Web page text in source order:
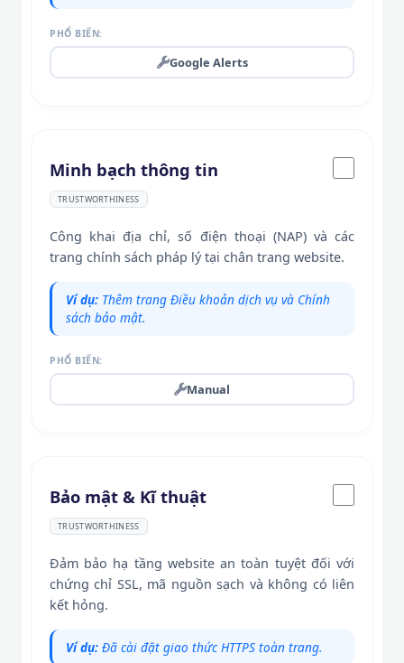
PHỔ BIẾN:
Google Alerts
Minh bạch thông tin
TRUSTWORTHINESS
Công khai địa chỉ, số điện thoại (NAP) và các
trang chính sách pháp lý tại chân trang website.
Ví dụ: Thêm trang Điều khoản dịch vụ và Chính
sách bảo mật.
PHỔ BIẾN:
Manual
Bảo mật & Kĩ thuật
TRUSTWORTHINESS
Đảm bảo hạ tầng website an toàn tuyệt đối với
chứng chỉ SSL, mã nguồn sạch và không có liên
kết hỏng.
Ví dụ: Đã cài đặt giao thức HTTPS toàn trang.